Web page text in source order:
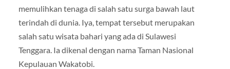
memulihkan tenaga di salah satu surga bawah laut
terindah di dunia. Iya, tempat tersebut merupakan
salah satu wisata bahari yang ada di Sulawesi
Tenggara. Ia dikenal dengan nama Taman Nasional
Kepulauan Wakatobi.